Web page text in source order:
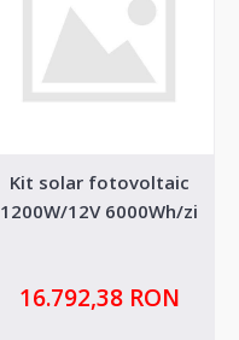
Kit solar fotovoltaic
1200W/12V 6000Wh/zi
16.792,38 RON